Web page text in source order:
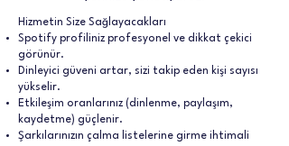
Hizmetin Size Sağlayacakları
Spotify profiliniz profesyonel ve dikkat çekici
görünür.
Dinleyici güveni artar, sizi takip eden kişi sayısı
yükselir.
Etkileşim oranlarınız (dinlenme, paylaşım,
kaydetme) güçlenir.
Şarkılarınızın çalma listelerine girme ihtimali